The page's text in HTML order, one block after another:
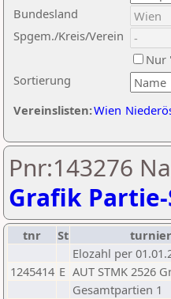
Sortierung
Bundesland
Spgem./Kreis/Verein
Nur
Vereinslisten:Wien
Pnr:143276
Grafik
tnr St turnier
Elozahl per
1245414 E AUT STMK 2526
Gesamtpartien 1